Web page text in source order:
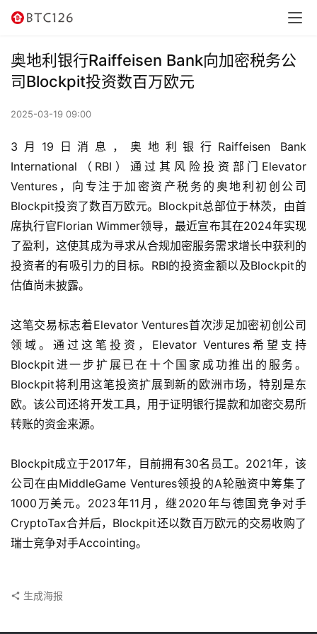
快
讯
资
讯
情
交
易
所
虚
拟
卡
电
子
钱
香
港
行
证
券
交
奥地利银行Raiffeisen Bank向加密税务公
司Blockpit投资数百万欧元
2025-03-19 09:00
3月19日消息，奥地利银行Raiffeisen Bank
International（RBI）通过其风险投资部门Elevator
Ventures，向专注于加密资产税务的奥地利初创公司
Blockpit投资了数百万欧元。Blockpit总部位于林茨，由首
席执行官Florian Wimmer领导，最近宣布其在2024年实现
了盈利，这使其成为寻求从合规加密服务需求增长中获利的
投资者的有吸引力的目标。RBI的投资金额以及Blockpit的
估值尚未披露。
这笔交易标志着Elevator Ventures首次涉足加密初创公司
领域。通过这笔投资，Elevator Ventures希望支持
Blockpit进一步扩展已在十个国家成功推出的服务。
Blockpit将利用这笔投资扩展到新的欧洲市场，特别是东
欧。该公司还将开发工具，用于证明银行提款和加密交易所
转账的资金来源。
Blockpit成立于2017年，目前拥有30名员工。2021年，该
公司在由MiddleGame Ventures领投的A轮融资中筹集了
1000万美元。2023年11月，继2020年与德国竞争对手
CryptoTax合并后，Blockpit还以数百万欧元的交易收购了
瑞士竞争对手Accointing。
生成海报